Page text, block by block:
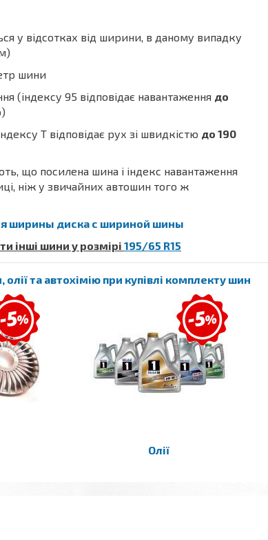
у відсотках від ширини, в даному випадку
шини
(індексу 95 відповідає навантаження до
T відповідає рух зі швидкістю до 190
що посилена шина і індекс навантаження
ніж у звичайних автошин того ж
ширины диска с шириной шины
інші шини у розмірі 195/65 R15
та автохімію при купівлі комплекту шин
Олії